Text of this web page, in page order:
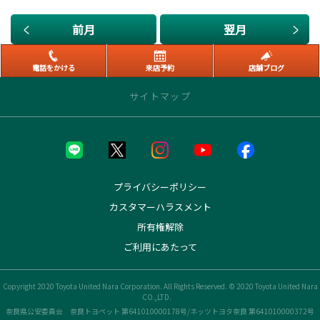
前月 翌月
電話をかける 来店予約 店舗ブログ
サイトマップ
トップページ
GRヤリス
MIRAI
プライバシーポリシー
カスタマーハラスメント
所有権解除
ご利用にあたって
Copyright 2020 Toyota United Nara Corporation. All Rights Reserved. © 2020 Toyota United Nara
CO.,LTD.
奈良県公安委員会 奈良トヨペット 第641010000178号/ネッツトヨタ奈良 第641010000372号